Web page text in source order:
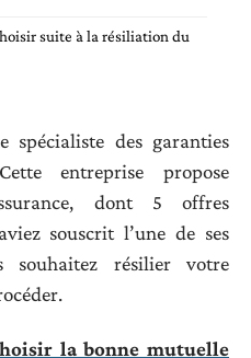
suite à la résiliation du
des garanties
entreprise propose
dont 5 offres
souscrit l’une de ses
souhaitez résilier votre
la bonne mutuelle